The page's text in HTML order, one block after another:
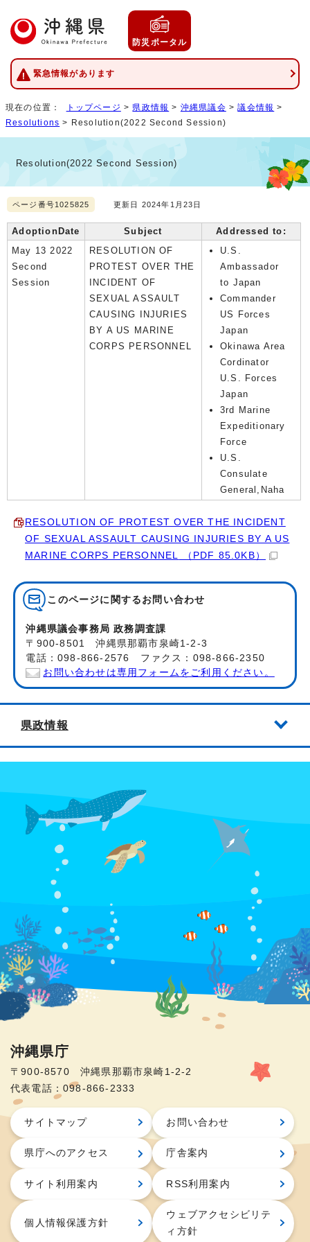
防災ポータル
緊急情報があります
現在の位置： トップページ > 県政情報 > 沖縄県議会 >議会情報 >
Resolutions > Resolution(2022 Second Session)
Resolution(2022 Second Session)
ページ番号1025825 更新日 2024年1月23日
AdoptionDate Subject
Addressed to:
May 13 2022
Second
Session
RESOLUTION OF
PROTEST OVER THE
INCIDENT OF
SEXUAL ASSAULT
CAUSING INJURIES
BY A US MARINE
CORPS PERSONNEL
U.S.
Ambassador
to Japan
Commander
US Forces
Japan
Okinawa Area
Cordinator
U.S. Forces
Japan
3rd Marine
Expeditionary
Force
U.S.
Consulate
General,Naha
RESOLUTION OF PROTEST OVER THE INCIDENT
OF SEXUAL ASSAULT CAUSING INJURIES BY A US
MARINE CORPS PERSONNEL
（PDF 85.0KB）
このページに関する お問い合わせ
沖縄県議会事務局 政務調査課
〒900-8501 沖縄県那覇市泉崎1-2-3
電話：098-866-2576 ファクス：098-866-2350
お問い合わせは専用フォームをご利用ください。
県政情報
沖縄県庁
〒900-8570 沖縄県那覇市泉崎1-2-2
代表電話：098-866-2333
サイトマップ お問い合わせ
県庁へのアクセス 庁舎案内
サイト利用案内 RSS利用案内
個人情報保護方針
ウェブアクセシビリテ
ィ方針